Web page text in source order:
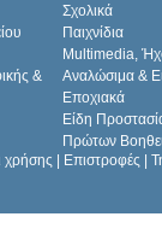
Σχολικά
Παιχνίδια
Multimedia,
&
Αναλώσιμα &
Εποχιακά
Είδη
Πρώτων
χρήσης Επιστροφές